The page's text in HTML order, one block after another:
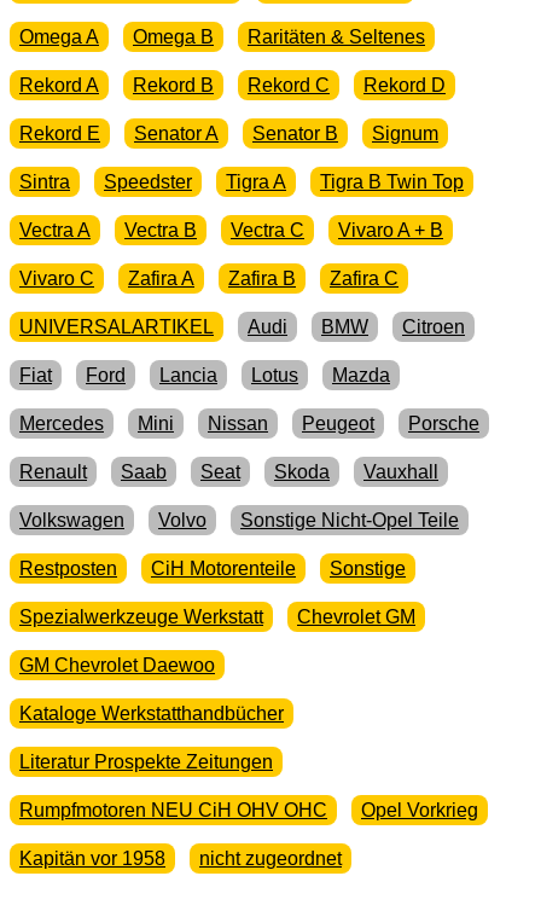
Omega A Omega B Raritäten & Seltenes
Rekord A Rekord B Rekord C Rekord D
Rekord E Senator A Senator B Signum
Sintra Speedster Tigra A Tigra B Twin Top
Vectra A Vectra B Vectra C Vivaro A + B
Vivaro C Zafira A Zafira B Zafira C
UNIVERSALARTIKEL Audi BMW Citroen
Fiat Ford Lancia Lotus Mazda
Mercedes Mini Nissan Peugeot Porsche
Renault Saab Seat Skoda Vauxhall
Volkswagen Volvo Sonstige Nicht-Opel Teile
Restposten CiH Motorenteile Sonstige
Spezialwerkzeuge Werkstatt Chevrolet GM
GM Chevrolet Daewoo
Kataloge Werkstatthandbücher
Literatur Prospekte Zeitungen
Rumpfmotoren NEU CiH OHV OHC Opel Vorkrieg
Kapitän vor 1958 nicht zugeordnet